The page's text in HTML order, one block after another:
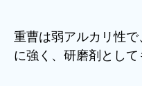
重曹は弱アルカリ性で、
に強く、研磨剤として